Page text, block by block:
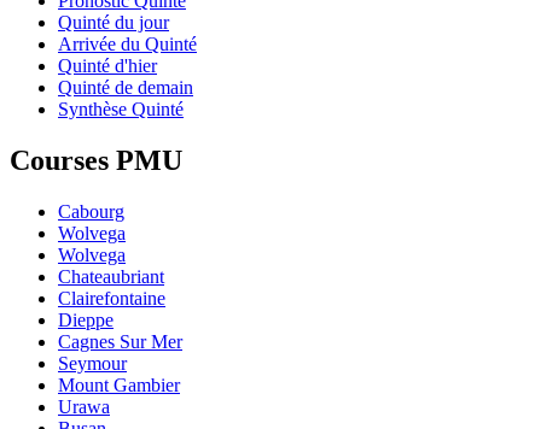
Quinté du jour
Arrivée du Quinté
Quinté d'hier
Quinté de demain
Synthèse Quinté
Courses PMU
Cabourg
Wolvega
Wolvega
Chateaubriant
Clairefontaine
Dieppe
Cagnes Sur Mer
Seymour
Mount Gambier
Urawa